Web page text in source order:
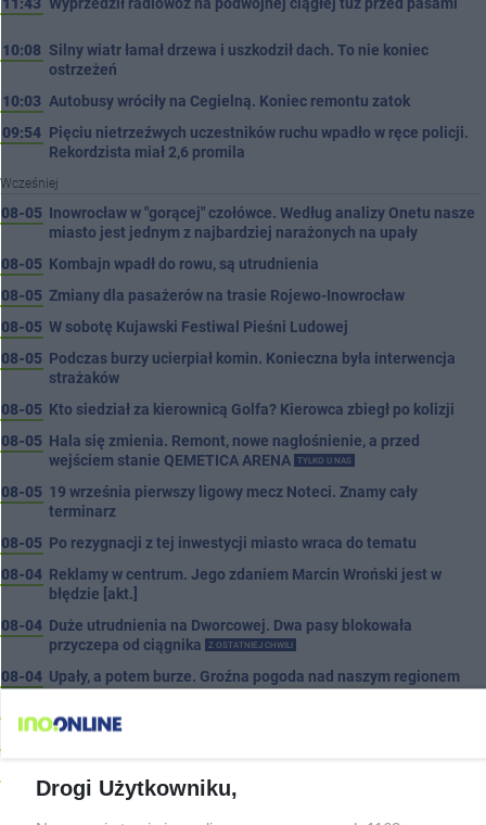
10:08 Silny wiatr łamał drzewa i uszkodził dach. To nie koniec
ostrzeżeń
10:03 Autobusy wróciły na Cegielną. Koniec remontu zatok
09:54 Pięciu nietrzeźwych uczestników ruchu wpadło w ręce policji.
Rekordzista miał 2,6 promila
Wcześniej
08-05 Inowrocław w "gorącej" czołówce. Według analizy Onetu nasze
miasto jest jednym z najbardziej narażonych na upały
08-05 Kombajn wpadł do rowu, są utrudnienia
08-05 Zmiany dla pasażerów na trasie Rojewo-Inowrocław
08-05 W sobotę Kujawski Festiwal Pieśni Ludowej
08-05 Podczas burzy ucierpiał komin. Konieczna była interwencja
strażaków
08-05 Kto siedział za kierownicą Golfa? Kierowca zbiegł po kolizji
08-05 Hala się zmienia. Remont, nowe nagłośnienie, a przed
wejściem stanie QEMETICA ARENA
TYLKO U NAS
08-05 19 września pierwszy ligowy mecz Noteci. Znamy cały
terminarz
08-05 Po rezygnacji z tej inwestycji miasto wraca do tematu
08-04 Reklamy w centrum. Jego zdaniem Marcin Wroński jest w
błędzie [akt.]
08-04 Duże utrudnienia na Dworcowej. Dwa pasy blokowała
przyczepa od ciągnika
Z OSTATNIEJ CHWILI
08-04 Upały, a potem burze. Groźna pogoda nad naszym regionem
zł
Drogi Użytkowniku,